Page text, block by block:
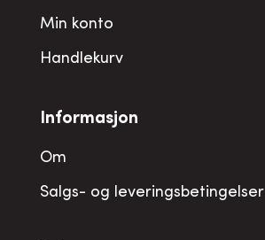
Min konto
Handlekurv
Informasjon
Om
Salgs- og leveringsbetingelser